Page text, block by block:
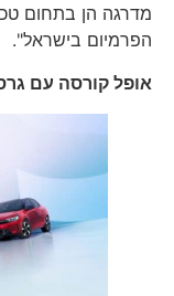
מדרגה הן בתחום
הפרמיום בישראל".
אופל קורסה עם גרסתEDITION